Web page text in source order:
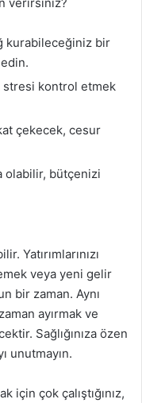
kurabileceğiniz bir
stresi kontrol etmek
çekecek, cesur
olabilir, bütçenizi
Yatırımlarınızı
veya yeni gelir
bir zaman. Aynı
ayırmak ve
Sağlığınıza özen
unutmayın.
için çok çalıştığınız,